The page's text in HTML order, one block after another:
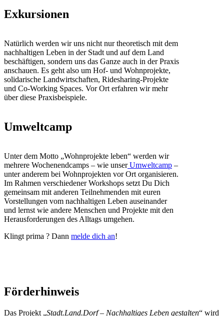
Exkursionen
Natürlich werden wir uns nicht nur theoretisch mit dem
nachhaltigen Leben in der Stadt und auf dem Land
beschäftigen, sondern uns das Ganze auch in der Praxis
anschauen. Es geht also um Hof- und Wohnprojekte,
solidarische Landwirtschaften, Ridesharing-Projekte
und Co-Working Spaces. Vor Ort erfahren wir mehr
über diese Praxisbeispiele.
Umweltcamp
Unter dem Motto „Wohnprojekte leben“ werden wir
mehrere Wochenendcamps – wie unserUmweltcamp –
unter anderem bei Wohnprojekten vor Ort organisieren.
Im Rahmen verschiedener Workshops setzt Du Dich
gemeinsam mit anderen Teilnehmenden mit euren
Vorstellungen vom nachhaltigen Leben auseinander
und lernst wie andere Menschen und Projekte mit den
Herausforderungen des Alltags umgehen.
Klingt prima ? Dann melde dich an!
Förderhinweis
Das Projekt „Stadt.Land.Dorf – Nachhaltiges Leben gestalten“ wird